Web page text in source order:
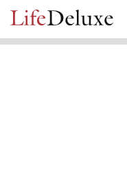
Дегтярный пер., д. 26
+7 (812) 3330243